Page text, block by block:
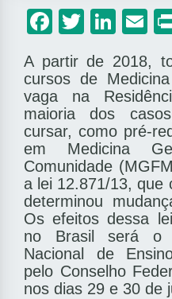
Facebook
Twitter
A partir de 2018,
cursos de
vaga na
maioria dos
cursar, como pré-
em Medicina
Comunidade
a lei 12.871/13, que
determinou
Os efeitos dessa
no Brasil será o
Nacional de
pelo Conselho
nos dias 29 e 30 de